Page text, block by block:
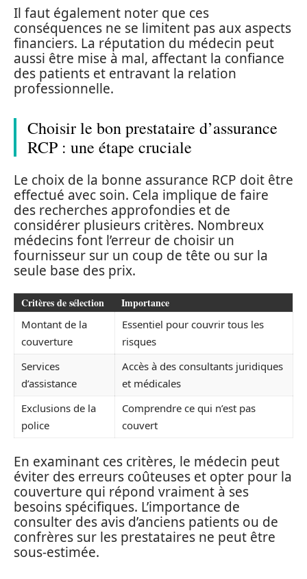
Il faut également noter que ces
conséquences ne se limitent pas aux aspects
financiers. La réputation du médecin peut
aussi être mise à mal, affectant la confiance
des patients et entravant la relation
professionnelle.
Choisir le bon prestataire d’assurance
RCP : une étape cruciale
Le choix de la bonne assurance RCP doit être
effectué avec soin. Cela implique de faire
des recherches approfondies et de
considérer plusieurs critères. Nombreux
médecins font l’erreur de choisir un
fournisseur sur un coup de tête ou sur la
seule base des prix.
Critères de sélection Importance
Montant de la
couverture
Essentiel pour couvrir tous les
risques
Services
d’assistance
Accès à des consultants juridiques
et médicales
Exclusions de la
police
Comprendre ce qui n’est pas
couvert
En examinant ces critères, le médecin peut
éviter des erreurs coûteuses et opter pour la
couverture qui répond vraiment à ses
besoins spécifiques. L’importance de
consulter des avis d’anciens patients ou de
confrères sur les prestataires ne peut être
sous-estimée.